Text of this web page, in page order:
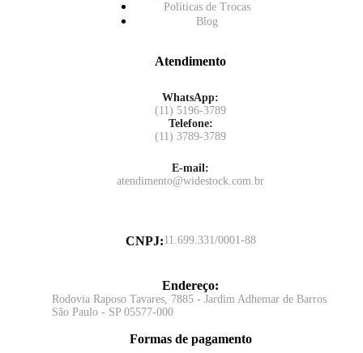
Políticas de Trocas
Blog
Atendimento
WhatsApp:
(11) 5196-3789
Telefone:
(11) 3789-3789
E-mail:
atendimento@widestock.com.br
CNPJ:11.699.331/0001-88
Endereço:
Rodovia Raposo Tavares, 7885 - Jardim Adhemar de Barros
São Paulo - SP 05577-000
Formas de pagamento